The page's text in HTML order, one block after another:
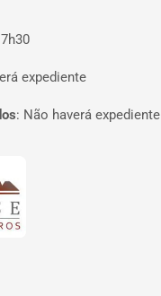
expediente
: Não haverá expediente